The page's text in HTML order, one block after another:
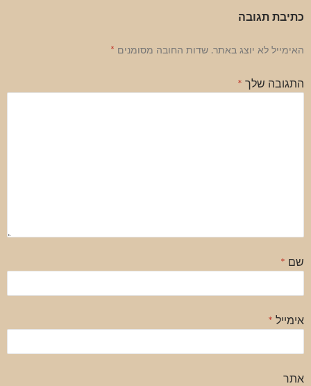
כתיבת תגובה
האימייל לא יוצג באתר. שדות החובה מסומנים *
התגובה שלך *
שם *
אימייל *
אתר